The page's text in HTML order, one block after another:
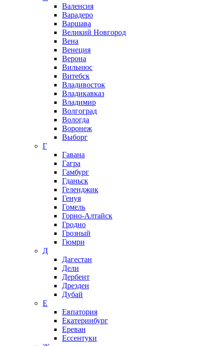
Валенсия
Варадеро
Варшава
Великий Новгород
Вена
Венеция
Верона
Вильнюс
Витебск
Владивосток
Владикавказ
Владимир
Волгоград
Вологда
Воронеж
Выборг
Г
Гавана
Гагра
Гамбург
Гданьск
Геленджик
Генуя
Гомель
Горно-Алтайск
Гродно
Грозный
Гюмри
Д
Дагестан
Дели
Дербент
Дрезден
Дубай
Е
Евпатория
Екатеринбург
Ереван
Ессентуки